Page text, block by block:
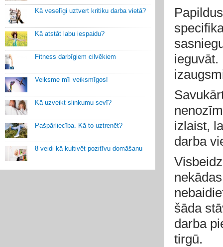
Kā veselīgi uztvert kritiku darba vietā?
Kā atstāt labu iespaidu?
Fitness darbīgiem cilvēkiem
Veiksme mīl veiksmīgos!
Kā uzveikt slinkumu sevī?
Pašpārliecība. Kā to uztrenēt?
8 veidi kā kultivēt pozitīvu domāšanu
ieguvāt.
izlaist,
darba
šāda
darba
tirgū.